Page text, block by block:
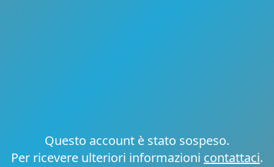
Questo account è stato sospeso.
Per ricevere ulteriori informazioni contattaci.